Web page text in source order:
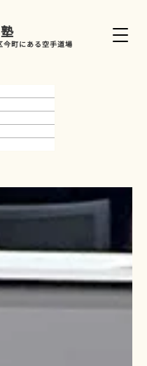
今町にある空手道場